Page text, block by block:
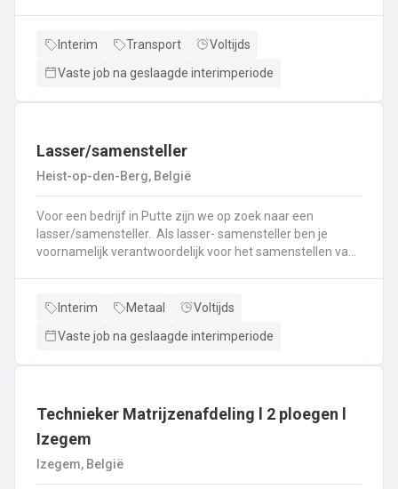
vloeistoffen.Laden en lossen volgens de voorgeschreven
documenten.Naleven van rij- en rusttijden en ADR-
Interim Transport
Voltijds
Vaste job na geslaagde interimperiode
Lasser/samensteller
Heist-op-den-Berg, België
Voor een bedrijf in Putte zijn we op zoek naar een
lasser/samensteller. Als lasser- samensteller ben je
voornamelijk verantwoordelijk voor het samenstellen van
het realiseren van onze projecten.Je werkt samen met
dagelijkse leiding van Atelierverantwoordelijke.
Interim Metaal
Voltijds
Vaste job na geslaagde interimperiode
Technieker Matrijzenafdeling l 2 ploegen l
Izegem
Izegem, België